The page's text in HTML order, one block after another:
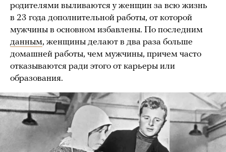
родителями выливаются у женщин за всю жизнь
в 23 года дополнительной работы, от которой
мужчины в основном избавлены. По последним
данным, женщины делают в два раза больше
домашней работы, чем мужчины, причем часто
отказываются ради этого от карьеры или
образования.